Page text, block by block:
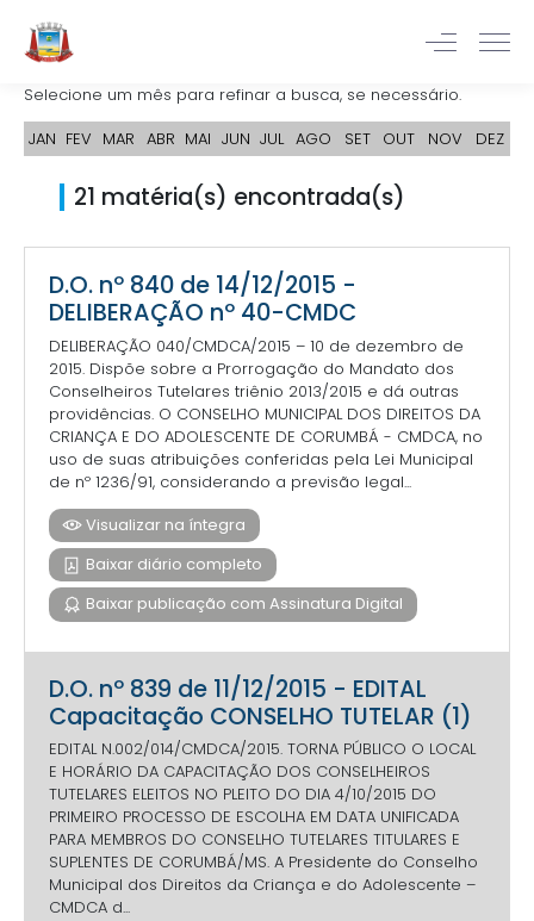
Selecione um mês para refinar a busca, se necessário.
JAN FEV MAR ABR MAI JUN JUL AGO SET OUT NOV DEZ
21 matéria(s) encontrada(s)
D.O. nº 840 de 14/12/2015 -
DELIBERAÇÃO nº 40-CMDC
DELIBERAÇÃO 040/CMDCA/2015 – 10 de dezembro de
2015. Dispõe sobre a Prorrogação do Mandato dos
Conselheiros Tutelares triênio 2013/2015 e dá outras
providências. O CONSELHO MUNICIPAL DOS DIREITOS DA
CRIANÇA E DO ADOLESCENTE DE CORUMBÁ - CMDCA, no
uso de suas atribuições conferidas pela Lei Municipal
de nº 1236/91, considerando a previsão legal...
Visualizar na íntegra
Baixar diário completo
Baixar publicação com Assinatura Digital
D.O. nº 839 de 11/12/2015 - EDITAL
Capacitação CONSELHO TUTELAR (1)
EDITAL N.002/014/CMDCA/2015. TORNA PÚBLICO O LOCAL
E HORÁRIO DA CAPACITAÇÃO DOS CONSELHEIROS
TUTELARES ELEITOS NO PLEITO DO DIA 4/10/2015 DO
PRIMEIRO PROCESSO DE ESCOLHA EM DATA UNIFICADA
PARA MEMBROS DO CONSELHO TUTELARES TITULARES E
SUPLENTES DE CORUMBÁ/MS. A Presidente do Conselho
Municipal dos Direitos da Criança e do Adolescente –
CMDCA d...